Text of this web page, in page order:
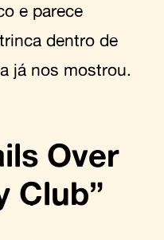
e parece
dentro de
já nos mostrou.
Over
Club”